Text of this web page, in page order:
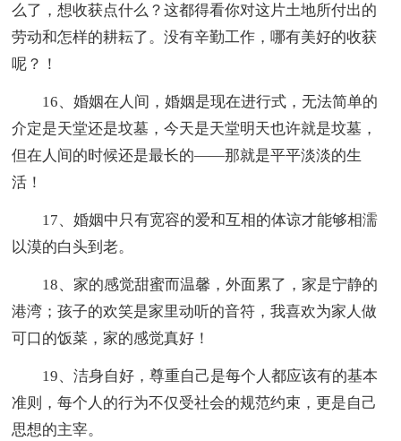
么了，想收获点什么？这都得看你对这片土地所付出的
劳动和怎样的耕耘了。没有辛勤工作，哪有美好的收获
呢？！
16、婚姻在人间，婚姻是现在进行式，无法简单的
介定是天堂还是坟墓，今天是天堂明天也许就是坟墓，
但在人间的时候还是最长的——那就是平平淡淡的生
活！
17、婚姻中只有宽容的爱和互相的体谅才能够相濡
以漠的白头到老。
18、家的感觉甜蜜而温馨，外面累了，家是宁静的
港湾；孩子的欢笑是家里动听的音符，我喜欢为家人做
可口的饭菜，家的感觉真好！
19、洁身自好，尊重自己是每个人都应该有的基本
准则，每个人的行为不仅受社会的规范约束，更是自己
思想的主宰。